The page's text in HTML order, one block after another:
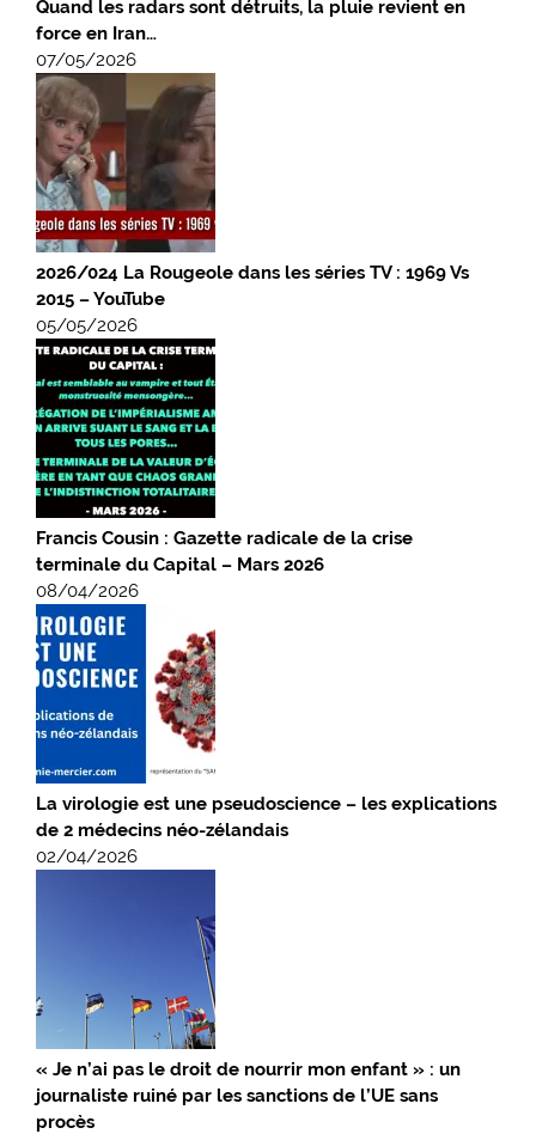
Quand les radars sont détruits, la pluie revient en
force en Iran…
07/05/2026
2026/024 La Rougeole dans les séries TV : 1969 Vs
2015 – YouTube
05/05/2026
Francis Cousin : Gazette radicale de la crise
terminale du Capital – Mars 2026
08/04/2026
La virologie est une pseudoscience – les explications
de 2 médecins néo-zélandais
02/04/2026
« Je n’ai pas le droit de nourrir mon enfant » : un
journaliste ruiné par les sanctions de l’UE sans
procès